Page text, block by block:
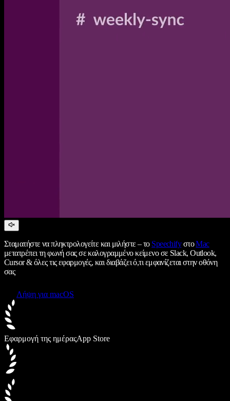
Σταματήστε να πληκτρολογείτε και μιλήστε – το SpeechifyστοMac
μετατρέπει τη φωνή σας σε καλογραμμένο κείμενο σε Slack, Outlook,
Cursor & όλες τις εφαρμογές, και διαβάζει ό,τι εμφανίζεται στην οθόνη
σας
Λήψη για macOS
Εφαρμογή της ημέραςApp Store